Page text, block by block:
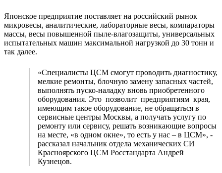
Японское предприятие поставляет на российский рынок
микровесы, аналитические, лабораторные весы, компараторы
массы, весы повышенной пыле-влагозащиты, универсальных
испытательных машин максимальной нагрузкой до 30 тонн и
так далее.
«Специалисты ЦСМ смогут проводить диагностику,
мелкие ремонты, блочную замену запасных частей,
выполнять пуско-наладку вновь приобретенного
оборудования. Это позволит предприятиям края,
имеющим такое оборудование, не обращаться в
сервисные центры Москвы, а получать услугу по
ремонту или сервису, решать возникающие вопросы
на месте, «в одном окне», то есть у нас – в ЦСМ», -
рассказал начальник отдела механических СИ
Красноярского ЦСМ Росстандарта Андрей
Кузнецов.